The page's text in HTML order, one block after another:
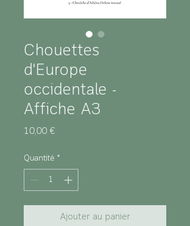
Chouettes
d'Europe
occidentale -
Affiche A3
10,00 €Prix
Quantité *
Ajouter au panier